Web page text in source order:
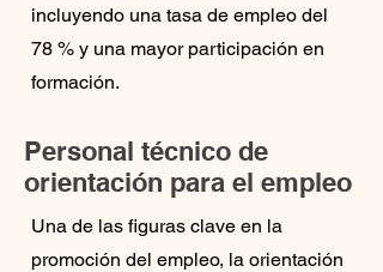
incluyendo una tasa de empleo del
78 % y una mayor participación en
formación.
Personal técnico de
orientación para el empleo
Una de las figuras clave en la
promoción del empleo, la orientación